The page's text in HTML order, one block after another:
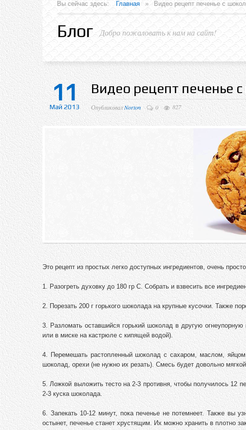
Вы сейчас здесь: Главная » Видео рецепт печенье с
Блог Добро пожаловать к нам на сайт!
11
Май 2013
Видео рецепт печенье
ОпубликовалNorton 0 827
Это рецепт из простых легко доступных ингредиентов, очень
1. Разогреть духовку до 180 гр С. Собрать и взвесить все
2. Порезать 200 г горького шоколада на крупные кусочки. Также
3. Разломать оставшийся горький шоколад в другую
или в миске на кастрюле с кипящей водой).
4. Перемешать растопленный шоколад с сахаром, маслом,
шоколад, орехи (не нужно их резать). Смесь будет довольно
5. Ложкой выложить тесто на 2-3 противня, чтобы получилось 12
2-3 куска шоколада.
6. Запекать 10-12 минут, пока печенье не потемнеет. Также вы
остынет, печенье станет хрустящим. Их можно хранить в плотно